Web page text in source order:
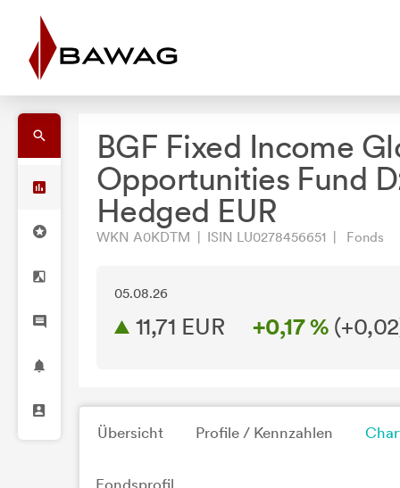
BGF Fixed Income
Opportunities Fund
Hedged EUR
WKN A0KDTM | ISIN LU0278456651 | Fonds
05.08.26
11,71 EUR +0,17 % (+0,02
Übersicht Profile / Kennzahlen
Fondsprofil